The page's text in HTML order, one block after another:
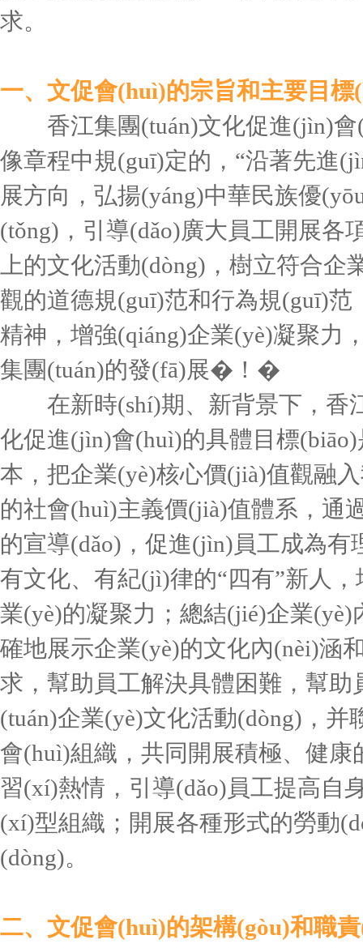
求。
一、文促會(huì)的宗旨和主要目標
香江集團(tuán)文化促進(jìn)會
像章程中規(guī)定的，“沿著先進
展方向，弘揚(yáng)中華民族優
(tǒng)，引導(dǎo)廣大員工開展
上的文化活動(dòng)，樹立符合企
觀的道德規(guī)范和行為規(guī)范
精神，增強(qiáng)企業(yè)凝聚力
集團(tuán)的發(fā)展�！�
在新時(shí)期、新背景下，香
化促進(jìn)會(huì)的具體目標
本，把企業(yè)核心價(jià)值觀融
的社會(huì)主義價(jià)值體系，通
的宣導(dǎo)，促進(jìn)員工成為有
有文化、有紀(jì)律的“四有”新人
業(yè)的凝聚力；總結(jié)企業
確地展示企業(yè)的文化內(nèi)涵和
求，幫助員工解決具體困難，幫助
(tuán)企業(yè)文化活動(dòng)，并
會(huì)組織，共同開展積極、健
習(xí)熱情，引導(dǎo)員工提高自
(xí)型組織；開展各種形式的勞動
(dòng)。
二、文促會(huì)的架構(gòu)和職